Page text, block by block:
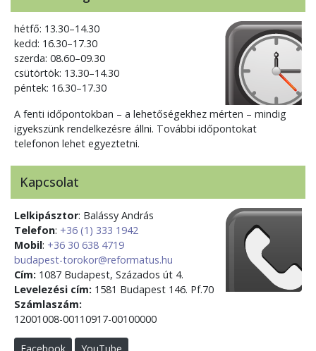
hétfő: 13.30–14.30
kedd: 16.30–17.30
szerda: 08.60–09.30
csütörtök: 13.30–14.30
péntek: 16.30–17.30
A fenti időpontokban – a lehetőségekhez mérten – mindig
igyekszünk rendelkezésre állni. További időpontokat
telefonon lehet egyeztetni.
Kapcsolat
Lelkipásztor: Balássy András
Telefon: +36 (1) 333 1942
Mobil: +36 30 638 4719
budapest-torokor@reformatus.hu
Cím: 1087 Budapest, Százados út 4.
Levelezési cím: 1581 Budapest 146. Pf.70
Számlaszám:
12001008-00110917-00100000
Facebook YouTube